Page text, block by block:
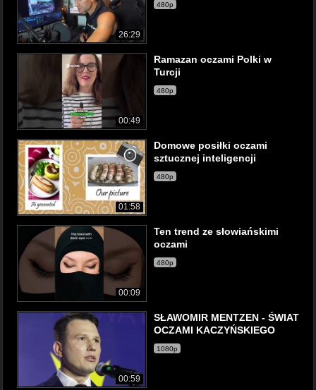
26:29
480p
00:49
Ramazan oczami Polki w
Turcji
480p
01:58
Domowe posiłki oczami
sztucznej inteligencji
480p
00:09
Ten trend ze słowiańskimi
oczami
480p
00:59
SŁAWOMIR MENTZEN - ŚWIAT
OCZAMI KACZYŃSKIEGO
1080p